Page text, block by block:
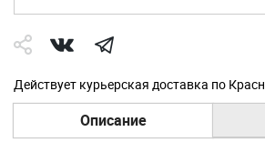
Действует курьерская доставка по
Описание